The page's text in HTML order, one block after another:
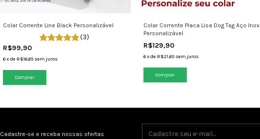
Colar Corrente Line Black Personalizável
(3)
R$99,90
6xde R$16,65 sem juros
Colar Corrente Placa Lisa Dog Tag Aço Inox
Personalizável
R$129,90
6 xde R$21,65 sem juros
Cadastre-se e receba nossas ofertas